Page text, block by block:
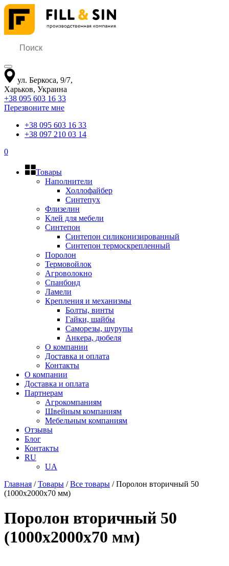
ул. Беркоса, 9/7,
Харьков, Украина
+38 095 603 16 33
Перезвоните мне
+38 095 603 16 33
+38 097 210 03 14
0
Товары
Наполнители
Холлофайбер
Синтепух
Флизелин
Клей для мебели
Синтепон
Синтепон силиконизированный
Синтепон термоскрепленный
Поролон
Термовойлок
Агроволокно
Спанбонд
Ламели
Крепления и механизмы
Болты, винты
Гайки, шайбы
Саморезы, шурупы
Анкера, дюбеля
О компании
Доставка и оплата
Контакты
О компании
Доставка и оплата
Партнерам
Агрокомпаниям
Швейным компаниям
Мебельным компаниям
Отзывы
Блог
Контакты
RU
UA
Главная /Товары /Все товары /Поролон вторичный 50
(1000х2000х70 мм)
Поролон вторичный 50
(1000х2000х70 мм)